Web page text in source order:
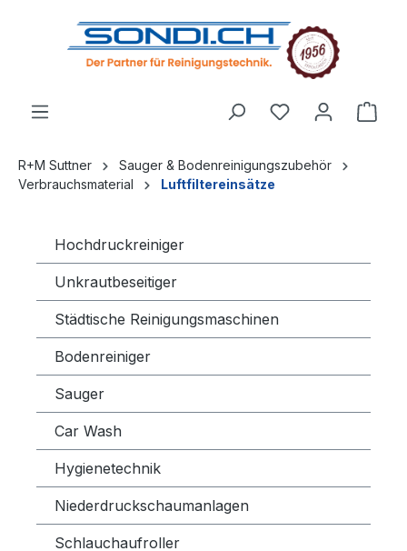
springen
R+M Suttner
Sauger & Bodenreinigungszubehör
Verbrauchsmaterial
Luftfiltereinsätze
Hochdruckreiniger
Unkrautbeseitiger
Städtische Reinigungsmaschinen
Bodenreiniger
Sauger
Car Wash
Hygienetechnik
Niederdruckschaumanlagen
Schlauchaufroller